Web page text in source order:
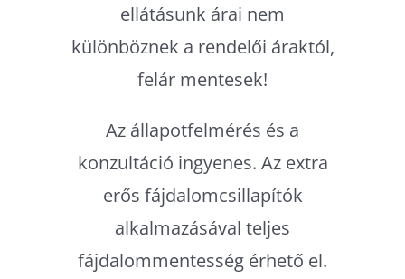
ellátásunk árai nem
különböznek a rendelői áraktól,
felár mentesek!
Az állapotfelmérés és a
konzultáció ingyenes. Az extra
erős fájdalomcsillapítók
alkalmazásával teljes
fájdalommentesség érhető el.